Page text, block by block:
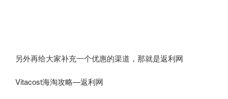
另外再给大家补充一个优惠的渠道，那就是返利网
Vitacost海淘攻略—返利网